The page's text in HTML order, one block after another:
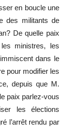
en boucle une
des militants de
De quelle paix
ministres, les
dans le
pour modifier les
depuis que M.
paix parlez-vous
les élections
l’arrêt rendu par